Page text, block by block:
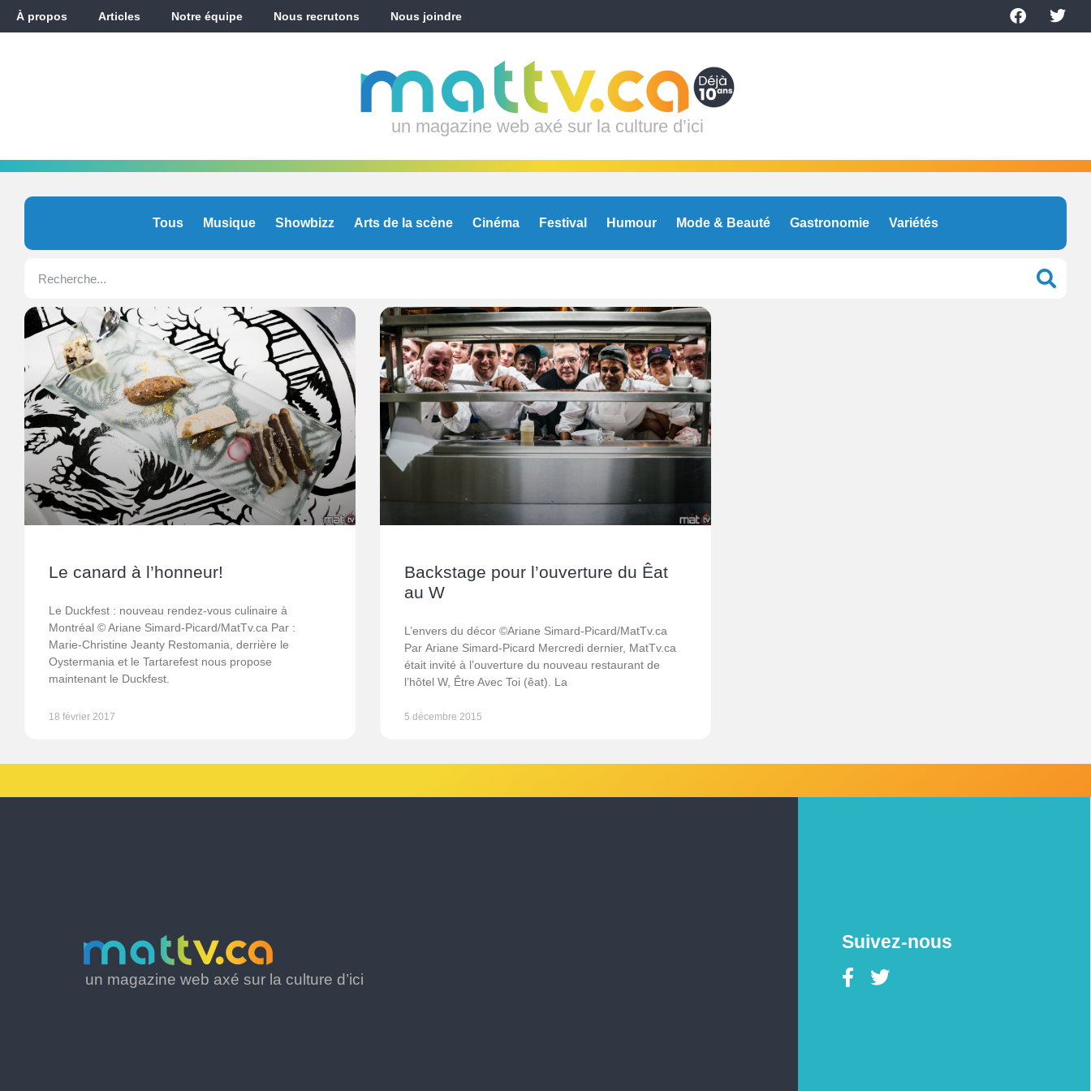
À propos Articles Notre équipe Nous recrutons Nous joindre
un magazine web axé sur la culture d’ici
Tous Musique Showbizz Arts de la scène Cinéma Festival Humour Mode & Beauté Gastronomie Variétés
Le canard à l’honneur!
Le Duckfest : nouveau rendez-vous culinaire à
Montréal © Ariane Simard-Picard/MatTv.ca Par :
Marie-Christine Jeanty Restomania, derrière le
Oystermania et le Tartarefest nous propose
maintenant le Duckfest.
18 février 2017
Backstage pour l’ouverture du Êat
au W
L’envers du décor ©Ariane Simard-Picard/MatTv.ca
Par Ariane Simard-Picard Mercredi dernier, MatTv.ca
était invité à l’ouverture du nouveau restaurant de
l’hôtel W, Être Avec Toi (êat). La
5 décembre 2015
un magazine web axé sur la culture d’ici
Suivez-nous